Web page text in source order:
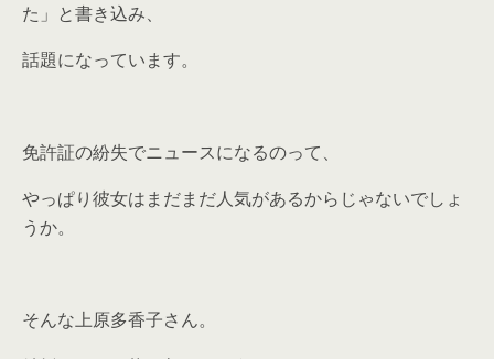
た」と書き込み、
話題になっています。
免許証の紛失でニュースになるのって、
やっぱり彼女はまだまだ人気があるからじゃないでしょ
うか。
そんな上原多香子さん。